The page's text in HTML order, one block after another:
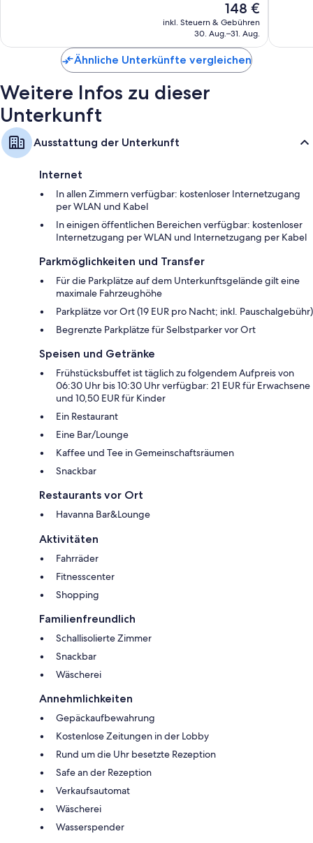
Badezimmer mit Badewannen oder Duschen und kostenlosen
Flachbildfernseher mit Kabelempfang
Kleiderschränke, Heizung und tägliche Zimmerreinigung
Der
Preis
beträgt
148 €
inkl. Steuern & Gebühren
30. Aug.–31. Aug.
Ähnliche Unterkünfte vergleichen
Weitere Infos zu dieser
Unterkunft
Ausstattung der Unterkunft
Internet
In allen Zimmern verfügbar: kostenloser Internetzugang
per WLAN und Kabel
In einigen öffentlichen Bereichen verfügbar: kostenloser
Internetzugang per WLAN und Internetzugang per Kabel
Parkmöglichkeiten und Transfer
Für die Parkplätze auf dem Unterkunftsgelände gilt eine
maximale Fahrzeughöhe
Parkplätze vor Ort (19 EUR pro Nacht; inkl. Pauschalgebühr)
Begrenzte Parkplätze für Selbstparker vor Ort
Speisen und Getränke
Frühstücksbuffet ist täglich zu folgendem Aufpreis von
06:30 Uhr bis 10:30 Uhr verfügbar: 21 EUR für Erwachsene
und 10,50 EUR für Kinder
Ein Restaurant
Eine Bar/Lounge
Kaffee und Tee in Gemeinschaftsräumen
Snackbar
Restaurants vor Ort
Havanna Bar&Lounge
Aktivitäten
Fahrräder
Fitnesscenter
Shopping
Familienfreundlich
Schallisolierte Zimmer
Snackbar
Wäscherei
Annehmlichkeiten
Gepäckaufbewahrung
Kostenlose Zeitungen in der Lobby
Rund um die Uhr besetzte Rezeption
Safe an der Rezeption
Verkaufsautomat
Wäscherei
Wasserspender